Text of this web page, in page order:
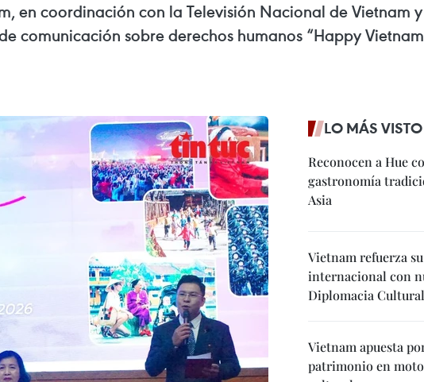
en coordinación con la Televisión Nacional de Vietnam
comunicación sobre derechos humanos “Happy
LO MÁS VISTO
Reconocen a Hue
gastronomía
Asia
Vietnam refuerza
internacional con
Diplomacia Cultural
Vietnam apuesta
patrimonio en